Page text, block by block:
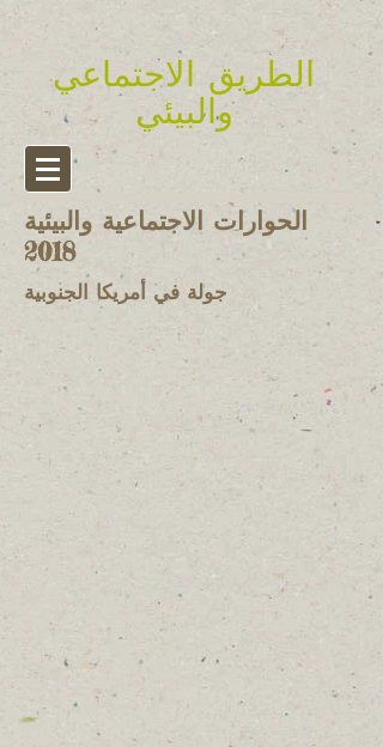
الطريق الاجتماعي
والبيئي
الحوارات الاجتماعية والبيئية
2018
جولة في أمريكا الجنوبية